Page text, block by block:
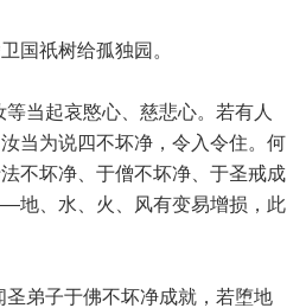
国祇树给孤独园。
当起哀愍心、慈悲心。若有人
当为说四不坏净，令入令住。何
不坏净、于僧不坏净、于圣戒成
地、水、火、风有变易增损，此
圣弟子于佛不坏净成就，若堕地